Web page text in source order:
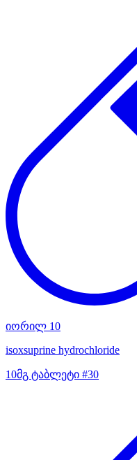
იორილ 10
isoxsuprine hydrochloride
10მგ ტაბლეტი #30